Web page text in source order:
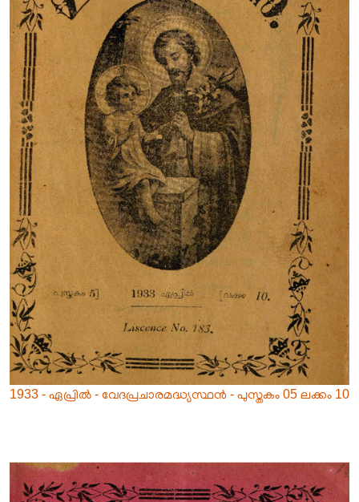
1933 - ഏപ്രിൽ - വേദപ്രചാരമദ്ധ്യസ്ഥൻ - പുസ്തകം 05 ലക്കം 10